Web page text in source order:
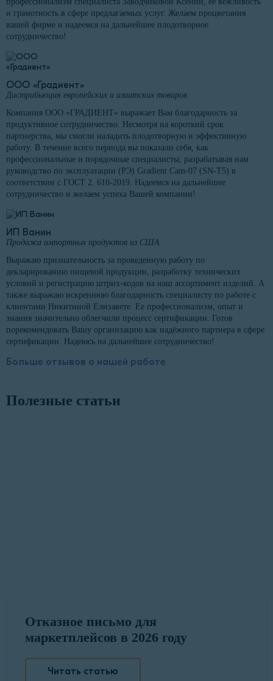
и грамотность в сфере предлагаемых услуг. Желаем процветания
вашей фирме и надеемся на дальнейшее плодотворное
сотрудничество!
ООО «Градиент»
Дистрибьюция европейских и азиатских товаров
Компания ООО «ГРАДИЕНТ» выражает Вам благодарность за
продуктивное сотрудничество. Несмотря на короткий срок
партнерства, мы смогли наладить плодотворную и эффективную
работу. В течение всего периода вы показали себя, как
профессиональные и порядочные специалисты, разрабатывая нам
руководство по эксплуатации (РЭ) Gradient Cam-07 (SN-T5) в
соответствии с ГОСТ 2. 610-2019. Надеемся на дальнейшее
сотрудничество и желаем успеха Вашей компании!
ИП Ванин
Продажа импортных продуктов из США
Выражаю признательность за проведенную работу по
декларированию пищевой продукции, разработку технических
условий и регистрацию штрих-кодов на наш ассортимент изделий. А
также выражаю искреннюю благодарность специалисту по работе с
клиентами Никитиной Елизавете. Ее профессионализм, опыт и
знания значительно облегчили процесс сертификации. Готов
порекомендовать Вашу организацию как надёжного партнера в сфере
сертификации. Надеюсь на дальнейшее сотрудничество!
Больше отзывов о нашей работе
Полезные статьи
Отказное письмо для
маркетплейсов в 2026 году
Читать статью